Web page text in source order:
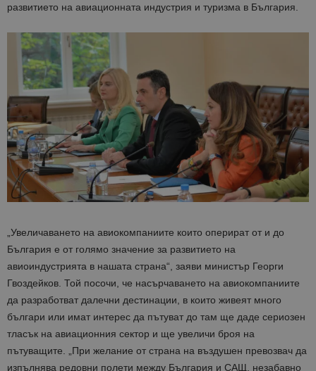
развитието на авиационната индустрия и туризма в България.
„Увеличаването на авиокомпаниите които оперират от и до
България е от голямо значение за развитието на
авиоиндустрията в нашата страна“, заяви министър Георги
Гвоздейков. Той посочи, че насърчаването на авиокомпаниите
да разработват далечни дестинации, в които живеят много
българи или имат интерес да пътуват до там ще даде сериозен
тласък на авиационния сектор и ще увеличи броя на
пътуващите. „При желание от страна на въздушен превозвач да
изпълнява редовни полети между България и САЩ, незабавно